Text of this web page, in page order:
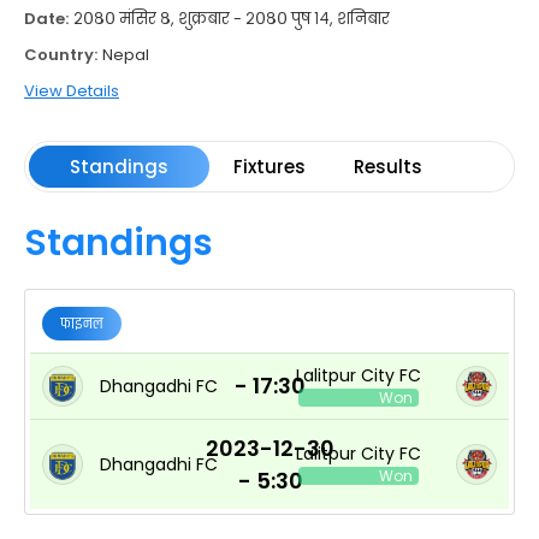
Date: २०८० मंसिर ८, शुक्रबार - २०८० पुष १४, शनिबार
Country: Nepal
View Details
Standings Fixtures Results
Standings
फाइनल
Dhangadhi FC - 17:30Lalitpur City FC
Won
Dhangadhi FC
2023-12-30
- 5:30
Lalitpur City FC
Won